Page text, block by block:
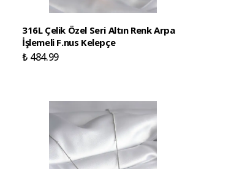
316L Çelik Özel Seri Altın Renk Arpa
İşlemeli F.nus Kelepçe
₺ 484.99